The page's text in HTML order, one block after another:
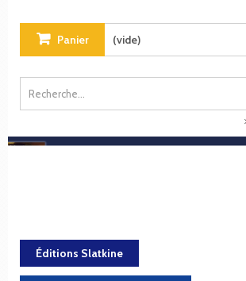
Panier (vide)
Éditions Slatkine